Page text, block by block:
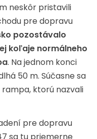
neskôr pristavili
pre dopravu
pozostávalo
koľaje normálneho
. Na jednom konci
50 m. Súčasne sa
ktorú nazvali
pre dopravu